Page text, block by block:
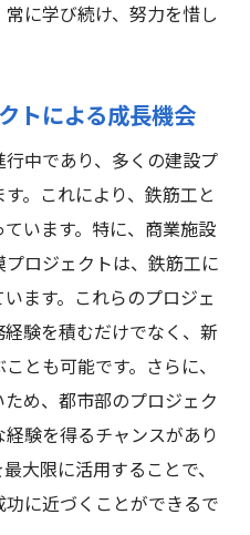
に学び続け、努力を惜し
トによる成長機会
中であり、多くの建設プ
。これにより、鉄筋工と
います。特に、商業施設
ロジェクトは、鉄筋工に
ます。これらのプロジェ
験を積むだけでなく、新
とも可能です。さらに、
め、都市部のプロジェク
験を得るチャンスがあり
大限に活用することで、
に近づくことができるで